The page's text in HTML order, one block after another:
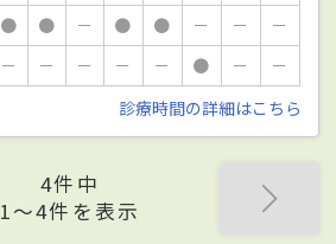
● ● － ● ● － －
－
－ － － － － ● －
－
診療時間の詳細はこちら
4件中
1〜4件を表示